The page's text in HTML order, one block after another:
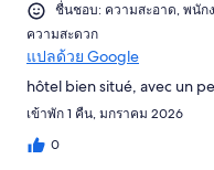
ชื่นชอบ: ความสะอาด, พนัก
ความสะดวก
แปลด้วย Google
hôtel bien situé, avec un
เข้าพัก 1 คืน, มกราคม 2026
0